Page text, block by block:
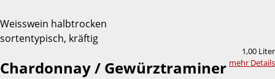
Weisswein halbtrocken
sortentypisch, kräftig
1,00 Liter
mehr Details
Chardonnay / Gewürztraminer